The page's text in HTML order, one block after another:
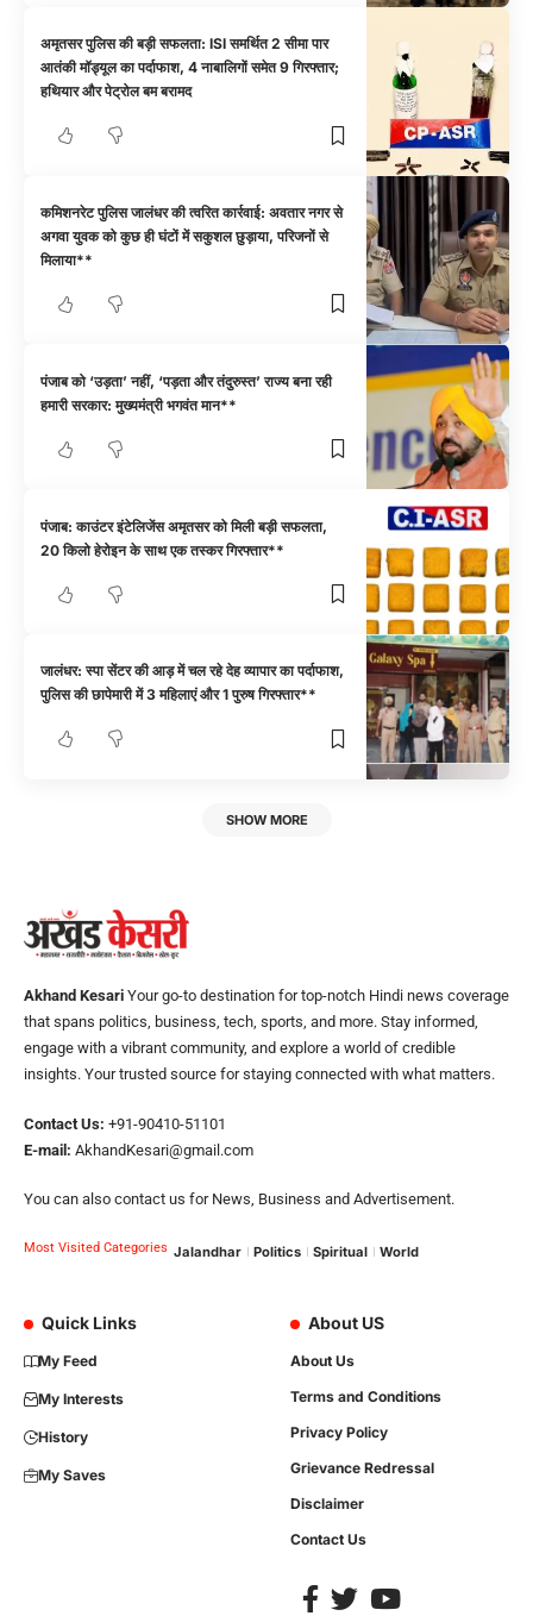
अमृतसर पुलिस की बड़ी सफलता: ISI समर्थित 2 सीमा पार
आतंकी मॉड्यूल का पर्दाफाश, 4 नाबालिगों समेत 9 गिरफ्तार;
हथियार और पेट्रोल बम बरामद
कमिशनरेट पुलिस जालंधर की त्वरित कार्रवाई: अवतार नगर से
अगवा युवक को कुछ ही घंटों में सकुशल छुड़ाया, परिजनों से
मिलाया**
पंजाब को ‘उड़ता’ नहीं, ‘पड़ता और तंदुरुस्त’ राज्य बना रही
हमारी सरकार: मुख्यमंत्री भगवंत मान**
पंजाब: काउंटर इंटेलिजेंस अमृतसर को मिली बड़ी सफलता,
20 किलो हेरोइन के साथ एक तस्कर गिरफ्तार**
जालंधर: स्पा सेंटर की आड़ में चल रहे देह व्यापार का पर्दाफाश,
पुलिस की छापेमारी में 3 महिलाएं और 1 पुरुष गिरफ्तार**
SHOW MORE
Akhand Kesari Your go-to destination for top-notch Hindi news coverage
that spans politics, business, tech, sports, and more. Stay informed,
engage with a vibrant community, and explore a world of credible
insights. Your trusted source for staying connected with what matters.
Contact Us: +91-90410-51101
E-mail: AkhandKesari@gmail.com
You can also contact us for News, Business and Advertisement.
Most Visited Categories Jalandhar Politics Spiritual World
Quick Links
My Feed
My Interests
History
My Saves
About US
About Us
Terms and Conditions
Privacy Policy
Grievance Redressal
Disclaimer
Contact Us